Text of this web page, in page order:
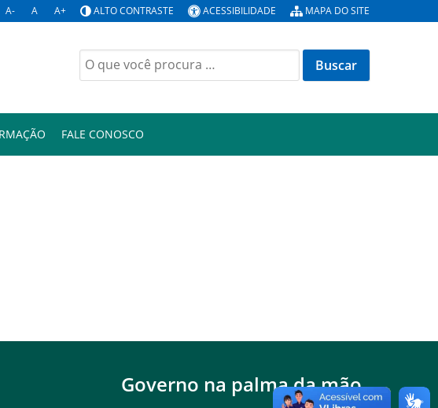
A- A A+ ALTO CONTRASTE ACESSIBILIDADE MAPA DO SITE
Buscar
por:
FALE CONOSCO
Governo na palma da mão